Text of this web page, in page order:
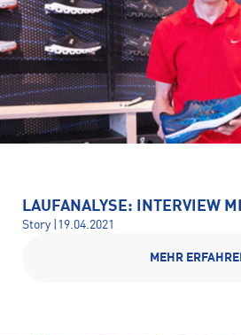
LAUFANALYSE: INTERVIEW
Story |19.04.2021
MEHR